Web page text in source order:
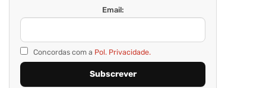
Email:
Concordas com a Pol. Privacidade.